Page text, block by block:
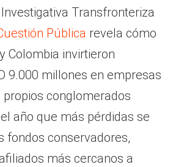
Investigativa Transfronteriza
Pública revela cómo
Colombia invirtieron
9.000 millones en empresas
conglomerados
año que más pérdidas se
fondos conservadores,
más cercanos a